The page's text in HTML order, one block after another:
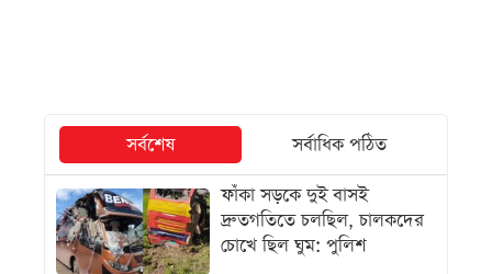
সর্বশেষ
সর্বাধিক পঠিত
ফাঁকা সড়কে দুই বাসই
দ্রুতগতিতে চলছিল, চালকদের
চোখে ছিল ঘুম: পুলিশ